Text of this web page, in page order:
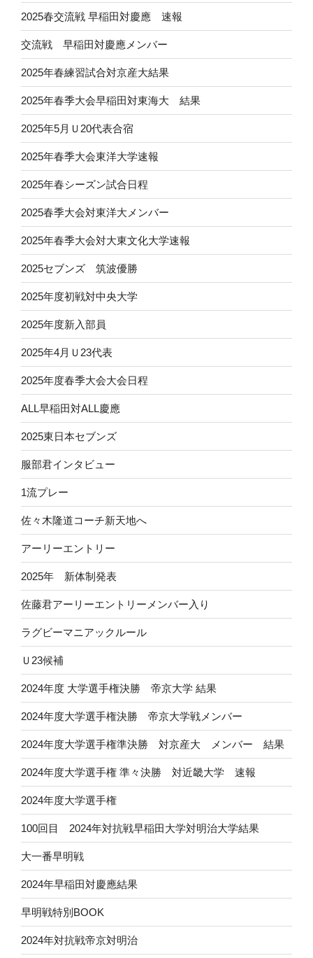
2025春交流戦 早稲田対慶應 速報
交流戦 早稲田対慶應メンバー
2025年春練習試合対京産大結果
2025年春季大会早稲田対東海大 結果
2025年5月Ｕ20代表合宿
2025年春季大会東洋大学速報
2025年春シーズン試合日程
2025春季大会対東洋大メンバー
2025年春季大会対大東文化大学速報
2025セブンズ 筑波優勝
2025年度初戦対中央大学
2025年度新入部員
2025年4月Ｕ23代表
2025年度春季大会大会日程
ALL早稲田対ALL慶應
2025東日本セブンズ
服部君インタビュー
1流プレー
佐々木隆道コーチ新天地へ
アーリーエントリー
2025年 新体制発表
佐藤君アーリーエントリーメンバー入り
ラグビーマニアックルール
Ｕ23候補
2024年度 大学選手権決勝 帝京大学 結果
2024年度大学選手権決勝 帝京大学戦メンバー
2024年度大学選手権準決勝 対京産大 メンバー 結果
2024年度大学選手権 準々決勝 対近畿大学 速報
2024年度大学選手権
100回目 2024年対抗戦早稲田大学対明治大学結果
大一番早明戦
2024年早稲田対慶應結果
早明戦特別BOOK
2024年対抗戦帝京対明治